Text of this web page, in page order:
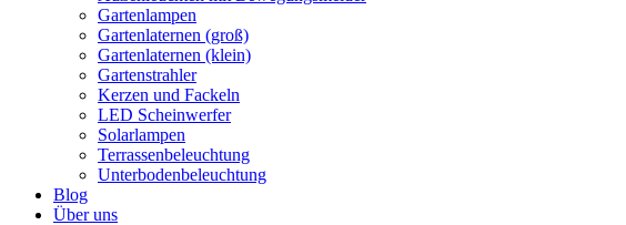
Gartenlampen
Gartenlaternen (groß)
Gartenlaternen (klein)
Gartenstrahler
Kerzen und Fackeln
LED Scheinwerfer
Solarlampen
Terrassenbeleuchtung
Unterbodenbeleuchtung
Blog
Über uns